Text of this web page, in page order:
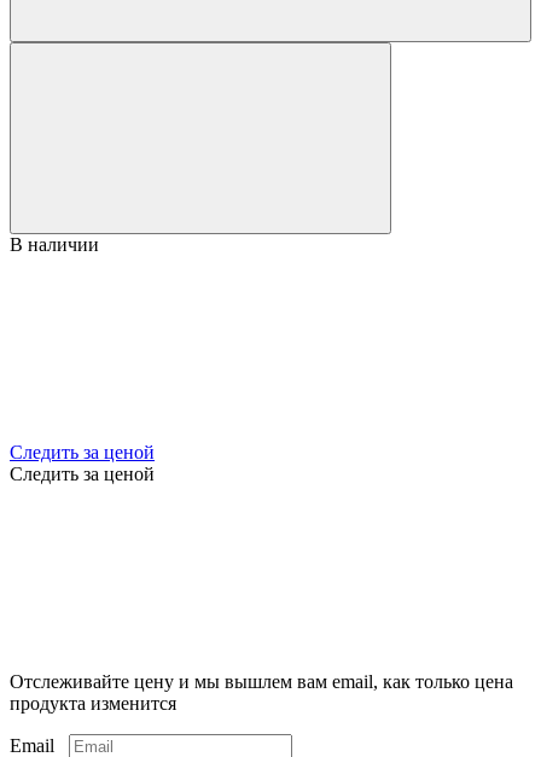
В наличии
Следить за ценой
Следить за ценой
Отслеживайте цену и мы вышлем вам email, как только цена
продукта изменится
Email